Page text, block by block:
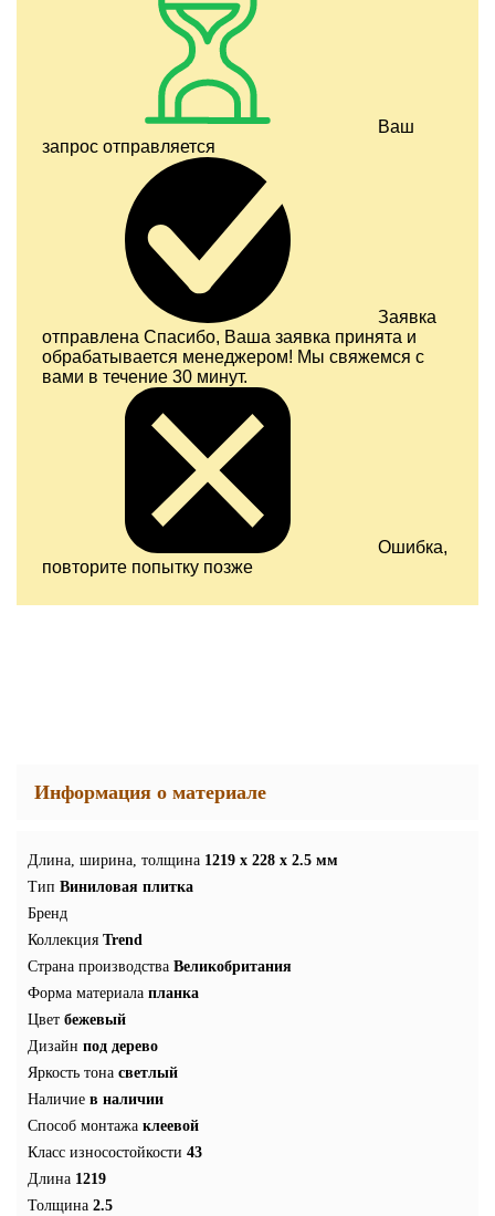
Ваш
запрос отправляется
Заявка
отправлена Спасибо, Ваша заявка принята и
обрабатывается менеджером! Мы свяжемся с
вами в течение 30 минут.
Ошибка,
повторите попытку позже
Информация о материале
Длина, ширина, толщина 1219 x 228 x 2.5 мм
Тип Виниловая плитка
Бренд
Коллекция Trend
Страна производства Великобритания
Форма материала планка
Цвет бежевый
Дизайн под дерево
Яркость тона светлый
Наличие в наличии
Способ монтажа клеевой
Класс износостойкости 43
Длина 1219
Толщина 2.5